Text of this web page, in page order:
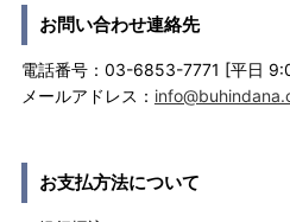
お問い合わせ連絡先
電話番号：03-6853-7771 [平日
メールアドレス：
お支払方法について